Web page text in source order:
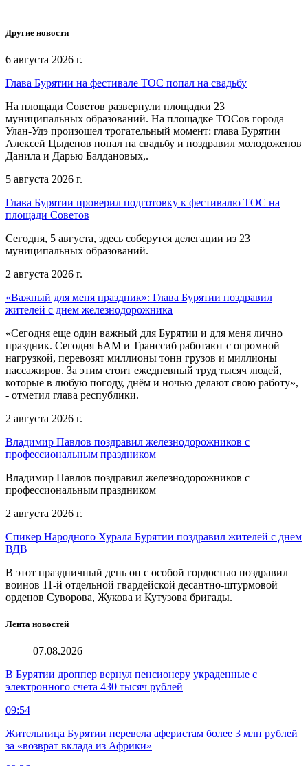
Другие новости
6 августа 2026 г.
Глава Бурятии на фестивале ТОС попал на свадьбу
На площади Советов развернули площадки 23
муниципальных образований. На площадке ТОСов города
Улан-Удэ произошел трогательный момент: глава Бурятии
Алексей Цыденов попал на свадьбу и поздравил молодоженов
Данила и Дарью Балдановых,.
5 августа 2026 г.
Глава Бурятии проверил подготовку к фестивалю ТОС на
площади Советов
Сегодня, 5 августа, здесь соберутся делегации из 23
муниципальных образований.
2 августа 2026 г.
«Важный для меня праздник»: Глава Бурятии поздравил
жителей с днем железнодорожника
«Сегодня еще один важный для Бурятии и для меня лично
праздник. Сегодня БАМ и Транссиб работают с огромной
нагрузкой, перевозят миллионы тонн грузов и миллионы
пассажиров. За этим стоит ежедневный труд тысяч людей,
которые в любую погоду, днём и ночью делают свою работу»,
- отметил глава республики.
2 августа 2026 г.
Владимир Павлов поздравил железнодорожников с
профессиональным праздником
Владимир Павлов поздравил железнодорожников с
профессиональным праздником
2 августа 2026 г.
Спикер Народного Хурала Бурятии поздравил жителей с днем
ВДВ
В этот праздничный день он с особой гордостью поздравил
воинов 11-й отдельной гвардейской десантно-штурмовой
орденов Суворова, Жукова и Кутузова бригады.
Лента новостей
07.08.2026
В Бурятии дроппер вернул пенсионеру украденные с
электронного счета 430 тысяч рублей
09:54
Жительница Бурятии перевела аферистам более 3 млн рублей
за «возврат вклада из Африки»